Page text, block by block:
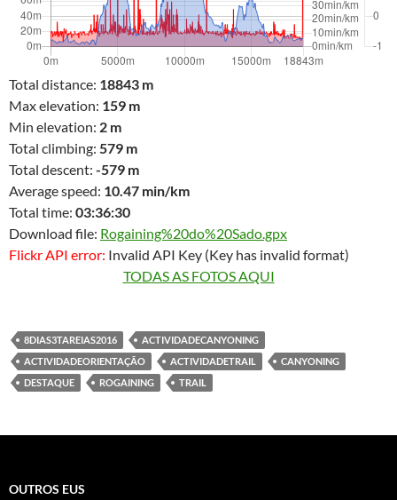
Total distance: 18843 m
Max elevation: 159 m
Min elevation: 2 m
Total climbing: 579 m
Total descent: -579 m
Average speed: 10.47 min/km
Total time: 03:36:30
Download file: Rogaining%20do%20Sado.gpx
Flickr API error: Invalid API Key (Key has invalid format)
TODAS AS FOTOS AQUI
8DIAS3TAREIAS2016
ACTIVIDADECANYONING
ACTIVIDADEORIENTAÇÃO
ACTIVIDADETRAIL
CANYONING
DESTAQUE
ROGAINING TRAIL
OUTROS EUS